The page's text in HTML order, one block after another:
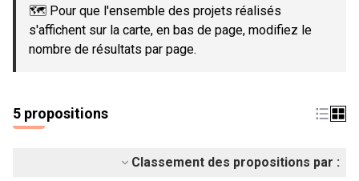
🗺️ Pour que l'ensemble des projets réalisés
s'affichent sur la carte, en bas de page, modifiez le
nombre de résultats par page.
5 propositions
Classement des propositions par :